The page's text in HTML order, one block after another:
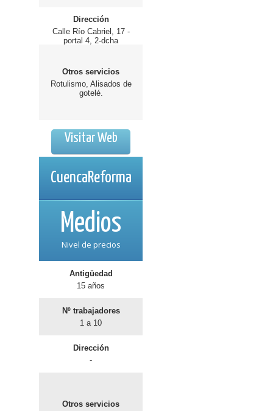
Dirección
Calle Río Cabriel, 17 -
portal 4, 2-dcha
Otros servicios
Rotulismo, Alisados de
gotelé.
Visitar Web
CuencaReforma
Medios
Nivel de precios
Antigüedad
15 años
Nº trabajadores
1 a 10
Dirección
-
Otros servicios